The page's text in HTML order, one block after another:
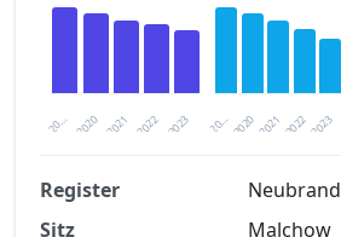
20… 2021 2023
2020 2022 20… 2021 2023
2020 2022
Finanzkennzahlen nach
Register
Sitz
Malchow